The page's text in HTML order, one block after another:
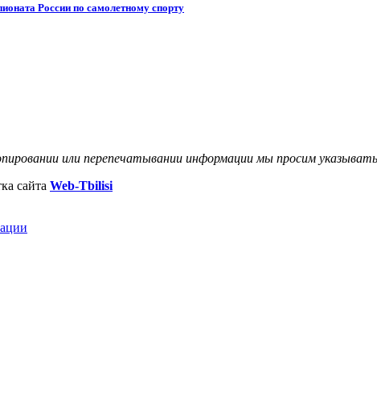
России по самолетному спорту
или перепечатывании информации мы просим
сайта Web-Tbilisi